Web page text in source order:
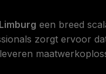
Limburg een breed
zorgt ervoor